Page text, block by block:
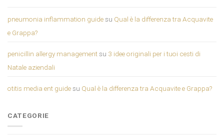
pneumonia inflammation guidesu Qual è la differenza tra Acquavite
e Grappa?
penicillin allergy managementsu 3 idee originali per i tuoi cesti di
Natale aziendali
otitis media ent guidesu Qual è la differenza tra Acquavite e Grappa?
CATEGORIE